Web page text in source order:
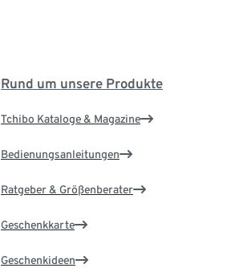
Rund um unsere Produkte
Tchibo Kataloge & Magazine
Bedienungsanleitungen
Ratgeber & Größenberater
Geschenkkarte
Geschenkideen